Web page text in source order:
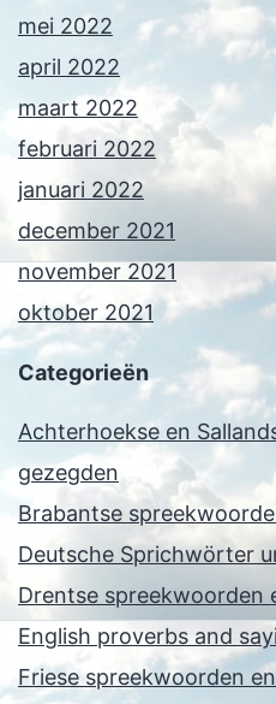
mei 2022
april 2022
maart 2022
februari 2022
januari 2022
december 2021
november 2021
oktober 2021
Categorieën
Achterhoekse en
gezegden
Brabantse
Deutsche Sprichwörter
Drentse spreekwoorden
English proverbs and
Friese spreekwoorden